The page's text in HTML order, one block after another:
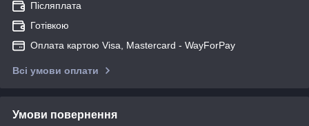
Післяплата
Готівкою
Оплата картою Visa, Mastercard - WayForPay
Всі умови оплати
Умови повернення